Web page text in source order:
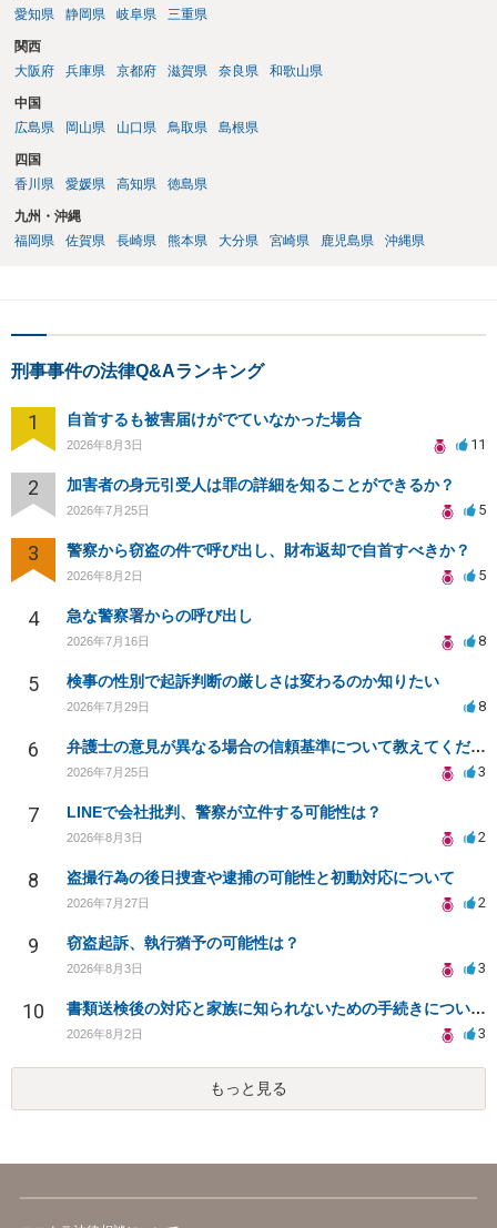
愛知県
静岡県 岐阜県 三重県
関西
大阪府
兵庫県 京都府 滋賀県 奈良県 和歌山県
中国
広島県
岡山県 山口県 鳥取県 島根県
四国
香川県
愛媛県 高知県 徳島県
九州・沖縄
福岡県
佐賀県 長崎県 熊本県 大分県 宮崎県 鹿児島県 沖縄県
刑事事件の法律Q&Aランキング
1 自首するも被害届けがでていなかった場合
2026年8月3日 11
2 加害者の身元引受人は罪の詳細を知ることができるか？
2026年7月25日 5
3 警察から窃盗の件で呼び出し、財布返却で自首すべきか？
2026年8月2日 5
4 急な警察署からの呼び出し
2026年7月16日 8
5 検事の性別で起訴判断の厳しさは変わるのか知りたい
2026年7月29日 8
6 弁護士の意見が異なる場合の信頼基準について教えてください
2026年7月25日 3
7 LINEで会社批判、警察が立件する可能性は？
2026年8月3日 2
8 盗撮行為の後日捜査や逮捕の可能性と初動対応について
2026年7月27日 2
9 窃盗起訴、執行猶予の可能性は？
2026年8月3日 3
10 書類送検後の対応と家族に知られないための手続きについて相談
2026年8月2日 3
もっと見る